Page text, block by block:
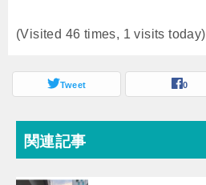
(Visited 46 times, 1 visits today)
Tweet 0
関連記事